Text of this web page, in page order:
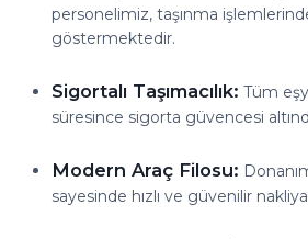
personelimiz, taşınma
göstermektedir.
Sigortalı Taşımacılık: Tüm
süresince sigorta güvencesi
Modern Araç Filosu:
sayesinde hızlı ve güvenilir